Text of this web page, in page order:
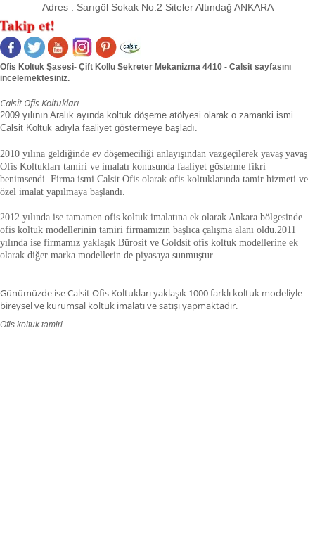
Adres : Sarıgöl Sokak No:2 Siteler Altındağ ANKARA
Ofis Koltuk Şasesi- Çift Kollu Sekreter Mekanizma 4410 - Calsit sayfasını
incelemektesiniz.
Calsit Ofis Koltukları
2009 yılının Aralık ayında koltuk döşeme atölyesi olarak o zamanki ismi
Calsit Koltuk adıyla faaliyet göstermeye başladı.
2010 yılına geldiğinde ev döşemeciliği anlayışından vazgeçilerek yavaş yavaş
Ofis Koltukları tamiri ve imalatı konusunda faaliyet gösterme fikri
benimsendi. Firma ismi Calsit Ofis olarak ofis koltuklarında tamir hizmeti ve
özel imalat yapılmaya başlandı.
2012 yılında ise tamamen ofis koltuk imalatına ek olarak Ankara bölgesinde
ofis koltuk modellerinin tamiri firmamızın başlıca çalışma alanı oldu. 2011
yılında ise firmamız yaklaşık Bürosit ve Goldsit ofis koltuk modellerine ek
olarak diğer marka modellerin de piyasaya sunmuştur.
Günümüzde ise Calsit Ofis Koltukları yaklaşık 1000 farklı koltuk modeliyle
bireysel ve kurumsal koltuk imalatı ve satışı yapmaktadır.
Ofis koltuk tamiri